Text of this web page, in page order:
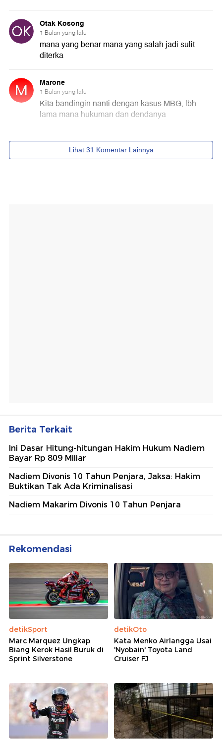
Berita Terkait
Ini Dasar Hitung-hitungan Hakim Hukum Nadiem
Bayar Rp 809 Miliar
Nadiem Divonis 10 Tahun Penjara, Jaksa: Hakim
Buktikan Tak Ada Kriminalisasi
Nadiem Makarim Divonis 10 Tahun Penjara
Rekomendasi
detikSport
Marc Marquez Ungkap
Biang Kerok Hasil Buruk di
Sprint Silverstone
detikOto
Kata Menko Airlangga Usai
'Nyobain' Toyota Land
Cruiser FJ